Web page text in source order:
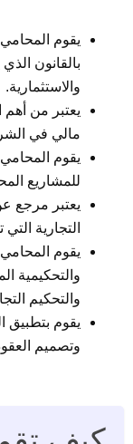
يقوم المحامي
بالقانون
والاستثمارية.
يعتبر من أهم
مالي في
يقوم
للمشاريع
يعتبر مرجع
التجارية
يقوم المحامي
والتحكيمية
والتحكيم
يقوم بتطبيق
وتصميم